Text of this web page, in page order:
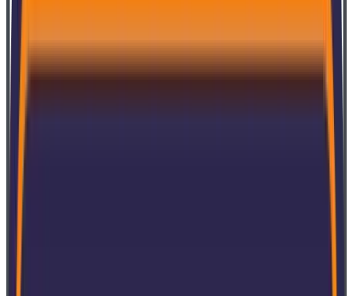
Mehr über SoftExpert
Einige Erfolgsgeschichten